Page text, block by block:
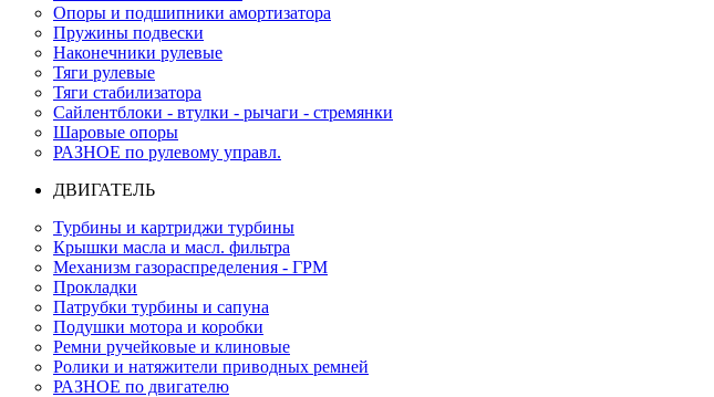
Опоры и подшипники амортизатора
Пружины подвески
Наконечники рулевые
Тяги рулевые
Тяги стабилизатора
Сайлентблоки - втулки - рычаги - стремянки
Шаровые опоры
РАЗНОЕ по рулевому управл.
ДВИГАТЕЛЬ
Турбины и картриджи турбины
Крышки масла и масл. фильтра
Механизм газораспределения - ГРМ
Прокладки
Патрубки турбины и сапуна
Подушки мотора и коробки
Ремни ручейковые и клиновые
Ролики и натяжители приводных ремней
РАЗНОЕ по двигателю